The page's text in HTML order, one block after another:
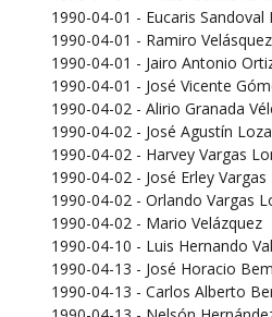
1990-04-01 - Eucaris Sandoval
1990-04-01 - Ramiro
1990-04-01 - Jairo Antonio
1990-04-01 - José Vicente
1990-04-02 - Alirio Granada
1990-04-02 - José Agustín
1990-04-02 - Harvey Vargas
1990-04-02 - José Erley
1990-04-02 - Orlando Vargas
1990-04-02 - Mario Velázquez
1990-04-10 - Luis Hernando
1990-04-13 - José Horacio
1990-04-13 - Carlos Alberto